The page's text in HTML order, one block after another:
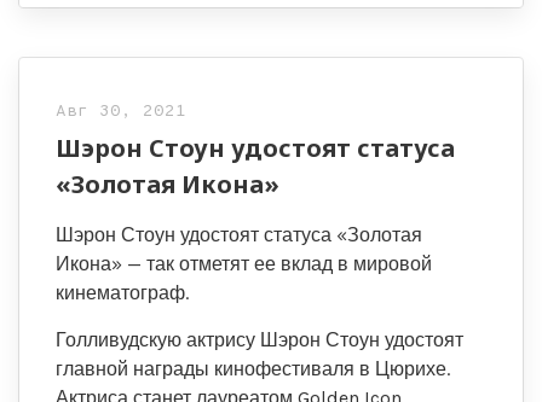
Авг 30, 2021
Шэрон Стоун удостоят статуса
«Золотая Икона»
Шэрон Стоун удостоят статуса «Золотая
Икона» — так отметят ее вклад в мировой
кинематограф.
Голливудскую актрису Шэрон Стоун удостоят
главной награды кинофестиваля в Цюрихе.